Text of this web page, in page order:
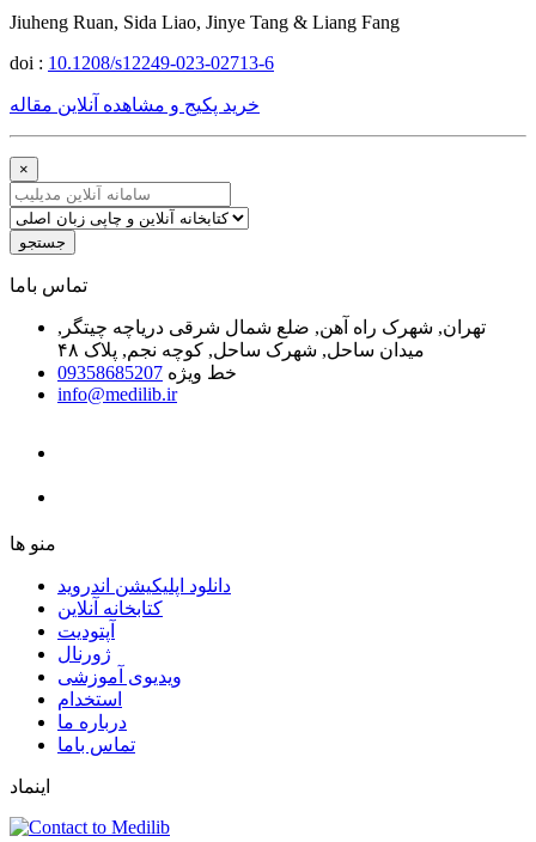
Jiuheng Ruan, Sida Liao, Jinye Tang & Liang Fang
doi : 10.1208/s12249-023-02713-6
خرید پکیج و مشاهده آنلاین مقاله
×
جستجو
ﺗﻤﺎﺱ ﺑﺎﻣﺎ
تهران, شهرک راه آهن, ضلع شمال شرقی دریاچه چیتگر,
میدان ساحل, شهرک ساحل, کوچه نجم, پلاک ۴۸
خط ویژه 09358685207
info@medilib.ir
ﻣﻨﻮ ﻫﺎ
دانلود اپلیکیشن اندروید
ﮐﺘﺎﺑﺨﺎﻧﻪ ﺁﻧﻼﯾﻦ
ﺁﭘﺘﻮﺩﯾﺖ
ﮊﻭﺭﻧﺎﻝ
ویدیوی آموزشی
استخدام
درباره ما
ﺗﻤﺎﺱ ﺑﺎﻣﺎ
اینماد